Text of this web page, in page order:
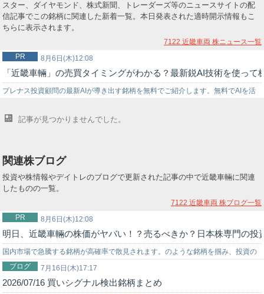
スター、ダイヤモンド、株式新聞、トレーダーズ等のニュースサイトの配
信記事でこの銘柄に関連した新着一覧。本日発表された適時開示情報もこ
ちらに表示されます。
7122 近畿車両 株ニュース一覧
8月6日(木)12:08
PR
「近畿車輛」の売買タイミングがわかる？最新鋭AI技術を使って
プレナス投資顧問の最新AIが導き出す銘柄を無料でご紹介します。無料でAIを活
記事が見つかりませんでした。
関連株ブログ
投資や株情報やデイトレのブログで更新された記事の中で近畿車輛に関連
したものの一覧。
7122 近畿車両 株ブログ一覧
8月6日(木)12:08
PR
明日、近畿車輛の株価がヤバい！？売るべきか？日本株専門の
国内市場で急騰する銘柄が高確率で散見されます。のような銘柄を掴み、投資の
世界でチャンスを狙うなら信頼できる投資助言を得ることが重要です。弊社では
投資戦略に困っている初心者の投資家様をサポートする環境を…
7月16日(木)17:17
ブログ
2026/07/16 買いシグナル検出銘柄まとめ